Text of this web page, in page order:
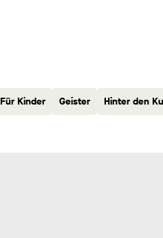
Für Kinder Geister Hinter den